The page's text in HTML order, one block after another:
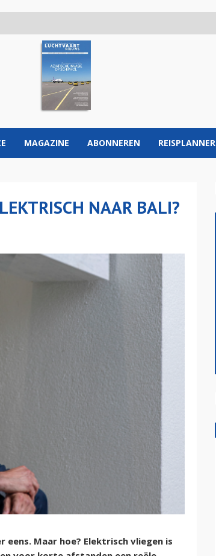
MAGAZINE ABONNEREN REISPLANNER
NAAR BALI?
Maar hoe? Elektrisch vliegen is